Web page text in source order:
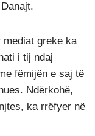
greke ka
i tij ndaj
fëmijën e saj të
Ndërkohë,
ka rrëfyer në